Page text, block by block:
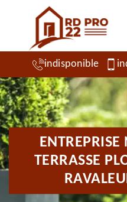
indisponible
ENTREPRISE
TERRASSE